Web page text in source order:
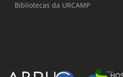
Bibliotecas da URCAMP